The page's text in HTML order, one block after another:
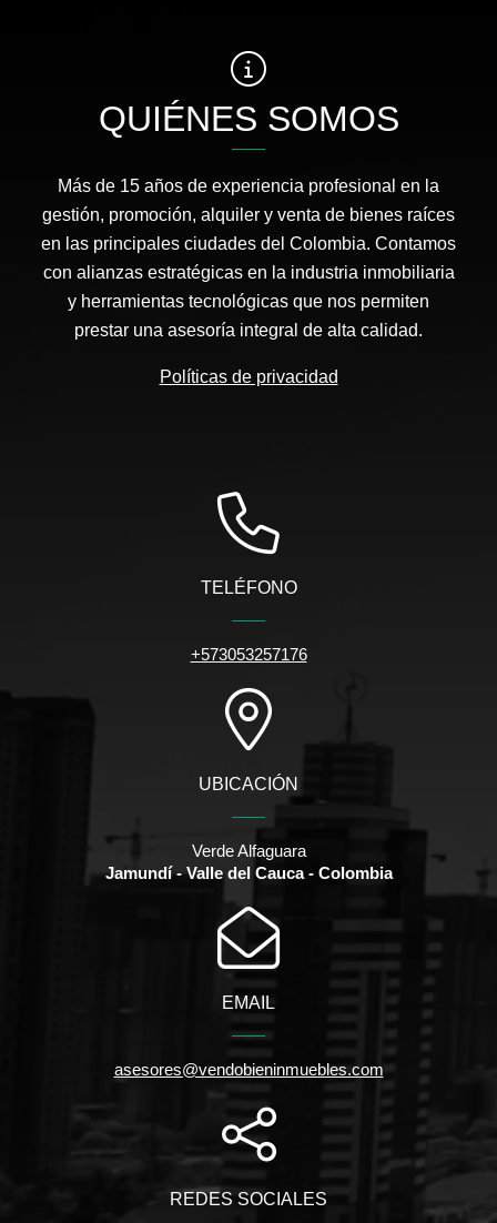
QUIÉNES SOMOS
Más de 15 años de experiencia profesional en la
gestión, promoción, alquiler y venta de bienes raíces
en las principales ciudades del Colombia. Contamos
con alianzas estratégicas en la industria inmobiliaria
y herramientas tecnológicas que nos permiten
prestar una asesoría integral de alta calidad.
Políticas de privacidad
TELÉFONO
+573053257176
UBICACIÓN
Verde Alfaguara
Jamundí - Valle del Cauca - Colombia
EMAIL
asesores@vendobieninmuebles.com
REDES SOCIALES